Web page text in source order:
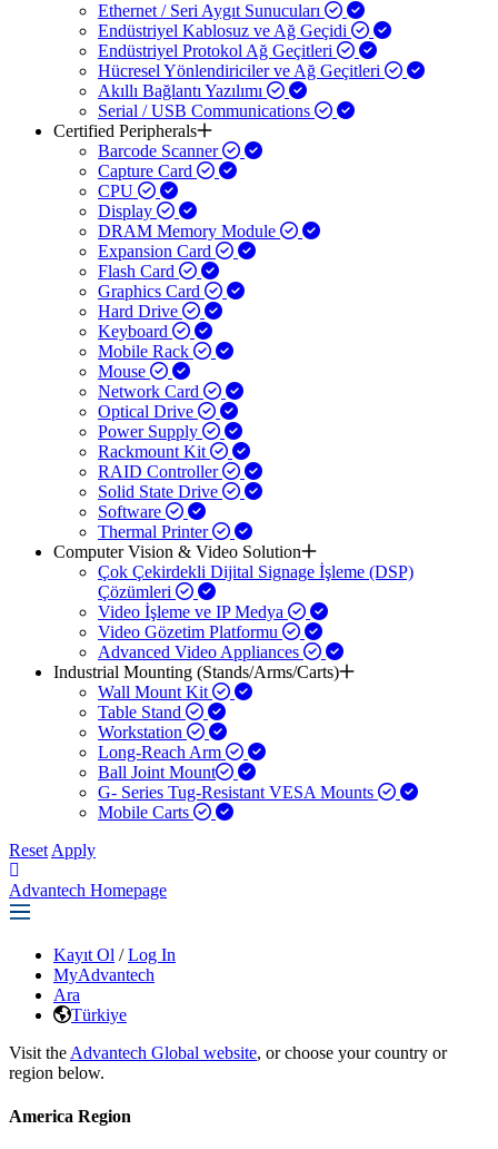
Ethernet / Seri Aygıt Sunucuları
Endüstriyel Kablosuz ve Ağ Geçidi
Endüstriyel Protokol Ağ Geçitleri
Hücresel Yönlendiriciler ve Ağ Geçitleri
Akıllı Bağlantı Yazılımı
Serial / USB Communications
Certified Peripherals
Barcode Scanner
Capture Card
CPU
Display
DRAM Memory Module
Expansion Card
Flash Card
Graphics Card
Hard Drive
Keyboard
Mobile Rack
Mouse
Network Card
Optical Drive
Power Supply
Rackmount Kit
RAID Controller
Solid State Drive
Software
Thermal Printer
Computer Vision & Video Solution
Çok Çekirdekli Dijital Signage İşleme (DSP)
Çözümleri
Video İşleme ve IP Medya
Video Gözetim Platformu
Advanced Video Appliances
Industrial Mounting (Stands/Arms/Carts)
Wall Mount Kit
Table Stand
Workstation
Long-Reach Arm
Ball Joint Mount​
G- Series Tug-Resistant VESA Mounts
Mobile Carts
Reset Apply
Advantech Homepage
Kayıt Ol / Log In
MyAdvantech
Ara
Türkiye
Visit the Advantech Global website, or choose your country or
region below.
America Region